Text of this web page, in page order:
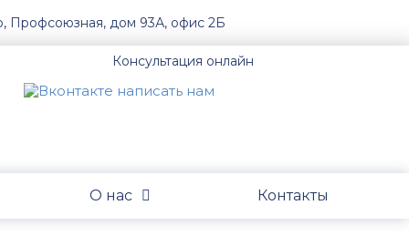
Профсоюзная, дом 93А, офис 2Б
Консультация онлайн
О нас Контакты